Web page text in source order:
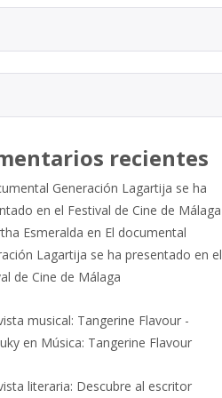
recientes
Generación Lagartija se ha
en el Festival de Cine de Málaga
Esmeralda en El documental
Lagartija se ha presentado en el
de Cine de Málaga
musical: Tangerine Flavour -
en Música: Tangerine Flavour
literaria: Descubre al escritor